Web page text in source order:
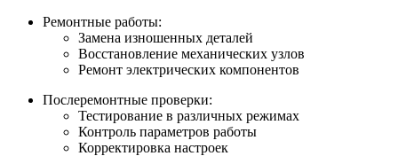
Ремонтные работы:
Замена изношенных деталей
Восстановление механических узлов
Ремонт электрических компонентов
Послеремонтные проверки:
Тестирование в различных режимах
Контроль параметров работы
Корректировка настроек